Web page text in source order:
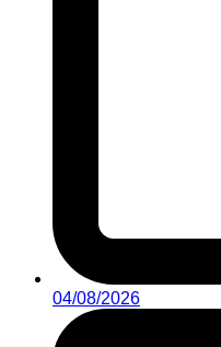
04/08/2026